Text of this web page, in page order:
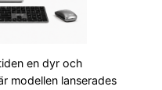
en dyr och
modellen lanserades